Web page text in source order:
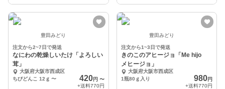
豊田みどり
注文から2~7日で発送
なにわの乾燥しいたけ「よろしい
茸」
大阪府大阪市西成区
ちびどんこ 12ｇ 〜 420円 〜
+送料770円
豊田みどり
注文から1~3日で発送
きのこのアヒージョ「Me hijo
メヒージョ」
大阪府大阪市西成区
1瓶80ｇ入り
980円
+送料770円